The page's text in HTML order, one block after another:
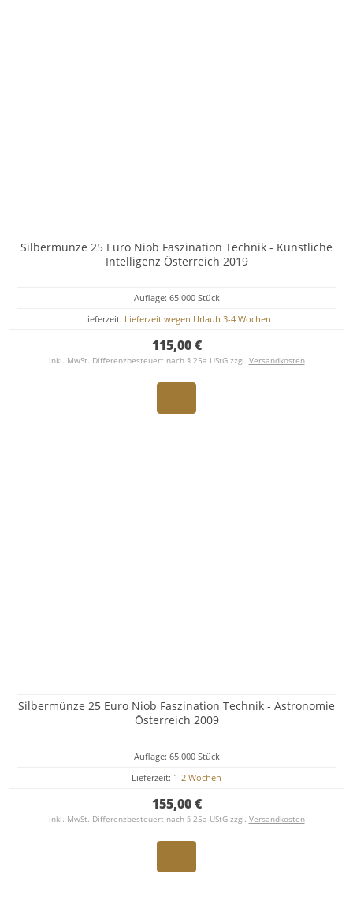
Silbermünze 25 Euro Niob Faszination Technik - Künstliche
Intelligenz Österreich 2019
Auflage: 65.000 Stück
Lieferzeit: Lieferzeit wegen Urlaub 3-4 Wochen
115,00 €
inkl. MwSt. Differenzbesteuert nach § 25a UStG zzgl. Versandkosten
Silbermünze 25 Euro Niob Faszination Technik - Astronomie
Österreich 2009
Auflage: 65.000 Stück
Lieferzeit: 1-2 Wochen
155,00 €
inkl. MwSt. Differenzbesteuert nach § 25a UStG zzgl. Versandkosten